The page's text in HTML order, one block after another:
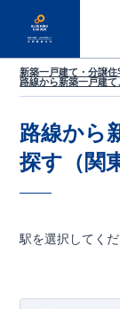
新築一戸建て・分譲
路線から新築一戸建
路線から
探す（関
駅を選択してく